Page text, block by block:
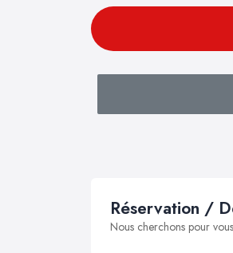
Réservation /
Nous cherchons pour